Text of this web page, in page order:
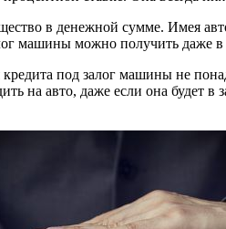
в денежной сумме. Имея
машины можно получить даже в
под залог машины не
на авто, даже если она будет